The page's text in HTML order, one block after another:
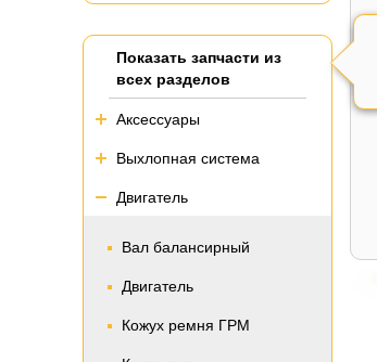
Показать запчасти из
всех разделов
Аксессуары
Выхлопная система
Двигатель
Вал балансирный
Двигатель
Кожух ремня ГРМ